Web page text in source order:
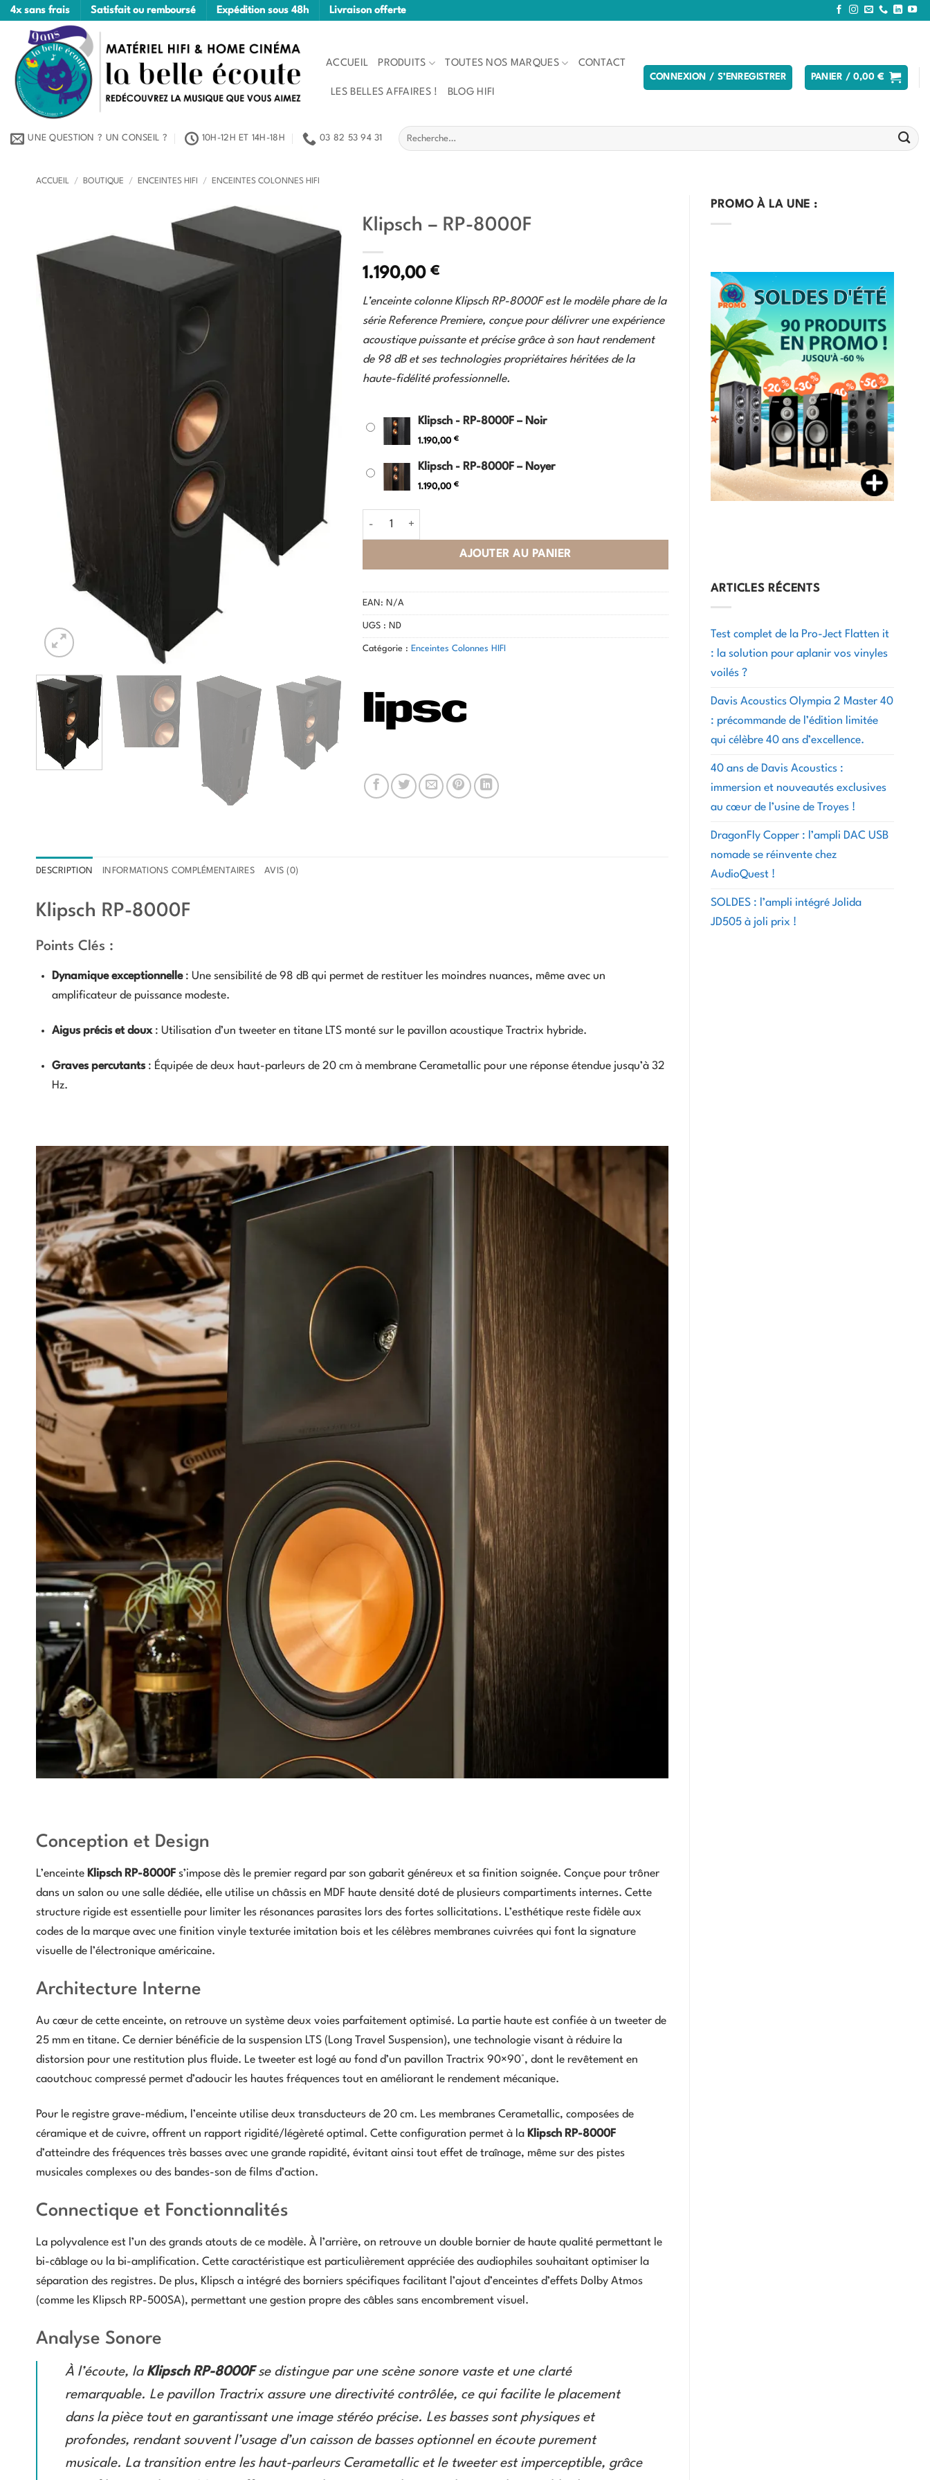
Passer
contenu
4x sans frais Satisfait ou remboursé Expédition sous 48h Livraison offerte
ACCUEIL PRODUITS TOUTES NOS MARQUES CONTACT
LES BELLES AFFAIRES ! BLOG HIFI
CONNEXION / S’ENREGISTRER PANIER /0,00 €
UNE QUESTION ? UN CONSEIL ? 10H-12H ET 14H-18H 03 82 53 94 31
Recherche
pour :
ACCUEIL / BOUTIQUE / ENCEINTES HIFI / ENCEINTES COLONNES HIFI
PROMO À LA UNE :
ARTICLES RÉCENTS
Test complet de la Pro-Ject Flatten it
: la solution pour aplanir vos vinyles
voilés ?
Davis Acoustics Olympia 2 Master 40
: précommande de l’édition limitée
qui célèbre 40 ans d’excellence.
40 ans de Davis Acoustics :
immersion et nouveautés exclusives
au cœur de l’usine de Troyes !
DragonFly Copper : l’ampli DAC USB
nomade se réinvente chez
AudioQuest !
SOLDES : l’ampli intégré Jolida
JD505 à joli prix !
Klipsch – RP-8000F
1.190,00 €
L’enceinte colonne Klipsch RP-8000F est le modèle phare de la
série Reference Premiere, conçue pour délivrer une expérience
acoustique puissante et précise grâce à son haut rendement
de 98 dB et ses technologies propriétaires héritées de la
haute-fidélité professionnelle.
Klipsch - RP-8000F – Noir
1.190,00 €
Klipsch - RP-8000F – Noyer
1.190,00 €
quantité de Klipsch - RP-8000F
AJOUTER AU PANIER
EAN: N/A
UGS : ND
Catégorie : Enceintes Colonnes HIFI
DESCRIPTION INFORMATIONS COMPLÉMENTAIRES AVIS (0)
Klipsch RP-8000F
Points Clés :
Dynamique exceptionnelle: Une sensibilité de 98 dB qui permet de restituer les moindres nuances, même avec un
amplificateur de puissance modeste.
Aigus précis et doux: Utilisation d’un tweeter en titane LTS monté sur le pavillon acoustique Tractrix hybride.
Graves percutants: Équipée de deux haut-parleurs de 20 cm à membrane Cerametallic pour une réponse étendue jusqu’à 32
Hz.
Conception et Design
L’enceinte Klipsch RP-8000F s’impose dès le premier regard par son gabarit généreux et sa finition soignée. Conçue pour trôner
dans un salon ou une salle dédiée, elle utilise un châssis en MDF haute densité doté de plusieurs compartiments internes. Cette
structure rigide est essentielle pour limiter les résonances parasites lors des fortes sollicitations. L’esthétique reste fidèle aux
codes de la marque avec une finition vinyle texturée imitation bois et les célèbres membranes cuivrées qui font la signature
visuelle de l’électronique américaine.
Architecture Interne
Au cœur de cette enceinte, on retrouve un système deux voies parfaitement optimisé. La partie haute est confiée à un tweeter de
25 mm en titane. Ce dernier bénéficie de la suspension LTS (Long Travel Suspension), une technologie visant à réduire la
distorsion pour une restitution plus fluide. Le tweeter est logé au fond d’un pavillon Tractrix 90×90°, dont le revêtement en
caoutchouc compressé permet d’adoucir les hautes fréquences tout en améliorant le rendement mécanique.
Pour le registre grave-médium, l’enceinte utilise deux transducteurs de 20 cm. Les membranes Cerametallic, composées de
céramique et de cuivre, offrent un rapport rigidité/légèreté optimal. Cette configuration permet à la Klipsch RP-8000F
d’atteindre des fréquences très basses avec une grande rapidité, évitant ainsi tout effet de traînage, même sur des pistes
musicales complexes ou des bandes-son de films d’action.
Connectique et Fonctionnalités
La polyvalence est l’un des grands atouts de ce modèle. À l’arrière, on retrouve un double bornier de haute qualité permettant le
bi-câblage ou la bi-amplification. Cette caractéristique est particulièrement appréciée des audiophiles souhaitant optimiser la
séparation des registres. De plus, Klipsch a intégré des borniers spécifiques facilitant l’ajout d’enceintes d’effets Dolby Atmos
(comme les Klipsch RP-500SA), permettant une gestion propre des câbles sans encombrement visuel.
Analyse Sonore
À l’écoute, la Klipsch RP-8000Fse distingue par une scène sonore vaste et une clarté
remarquable. Le pavillon Tractrix assure une directivité contrôlée, ce qui facilite le placement
dans la pièce tout en garantissant une image stéréo précise. Les basses sont physiques et
profondes, rendant souvent l’usage d’un caisson de basses optionnel en écoute purement
musicale. La transition entre les haut-parleurs Cerametallic et le tweeter est imperceptible, grâce